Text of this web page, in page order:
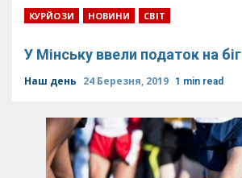
КУРЙОЗИ НОВИНИ СВІТ
У Мінську ввели податок на біг
Наш день 24 Березня, 2019 1 min read